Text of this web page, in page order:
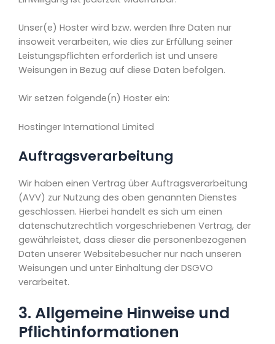
Unser(e) Hoster wird bzw. werden Ihre Daten nur
insoweit verarbeiten, wie dies zur Erfüllung seiner
Leistungspflichten erforderlich ist und unsere
Weisungen in Bezug auf diese Daten befolgen.
Wir setzen folgende(n) Hoster ein:
Hostinger International Limited
Auftragsverarbeitung
Wir haben einen Vertrag über Auftragsverarbeitung
(AVV) zur Nutzung des oben genannten Dienstes
geschlossen. Hierbei handelt es sich um einen
datenschutzrechtlich vorgeschriebenen Vertrag, der
gewährleistet, dass dieser die personenbezogenen
Daten unserer Websitebesucher nur nach unseren
Weisungen und unter Einhaltung der DSGVO
verarbeitet.
3. Allgemeine Hinweise und
Pflicht­informationen